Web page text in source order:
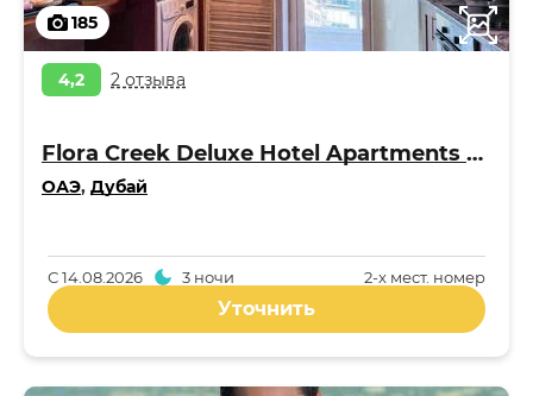
185
4,2 2 отзыва
Flora Creek Deluxe Hotel Apartments Apart 4*
ОАЭ, Дубай
2-x мест. номер
С14.08.2026 3 ночи
Уточнить